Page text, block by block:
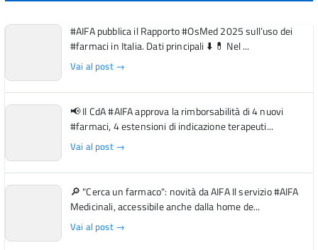
#AIFA pubblica il Rapporto #OsMed 2025 sull’uso dei
#farmaci in Italia. Dati principali ⬇️ 💊 Nel ...
Vai al post →
📢 Il CdA #AIFA approva la rimborsabilità di 4 nuovi
#farmaci, 4 estensioni di indicazione terapeuti...
Vai al post →
🔎 "Cerca un farmaco": novità da AIFA Il servizio #AIFA
Medicinali, accessibile anche dalla home de...
Vai al post →